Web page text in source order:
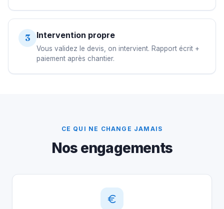
3 Intervention propre
Vous validez le devis, on intervient. Rapport écrit +
paiement après chantier.
CE QUI NE CHANGE JAMAIS
Nos engagements